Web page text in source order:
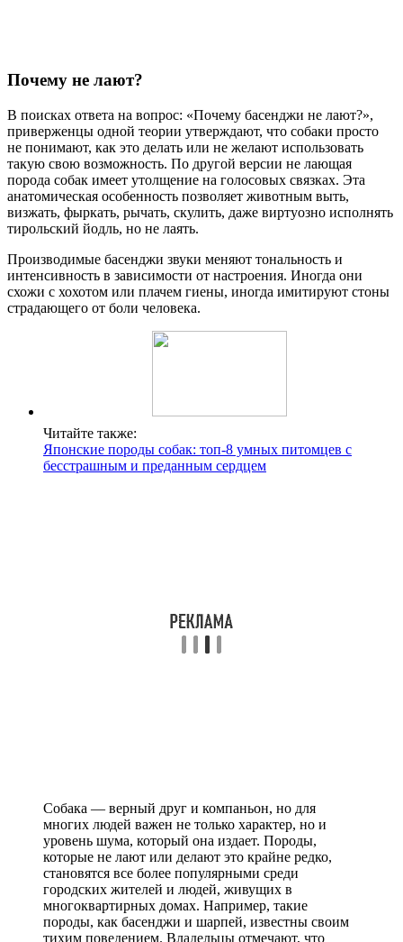
Почему не лают?
В поисках ответа на вопрос: «Почему басенджи не лают?»,
приверженцы одной теории утверждают, что собаки просто
не понимают, как это делать или не желают использовать
такую свою возможность. По другой версии не лающая
порода собак имеет утолщение на голосовых связках. Эта
анатомическая особенность позволяет животным выть,
визжать, фыркать, рычать, скулить, даже виртуозно исполнять
тирольский йодль, но не лаять.
Производимые басенджи звуки меняют тональность и
интенсивность в зависимости от настроения. Иногда они
схожи с хохотом или плачем гиены, иногда имитируют стоны
страдающего от боли человека.
Читайте также:
Японские породы собак: топ-8 умных питомцев с
бесстрашным и преданным сердцем
Собака — верный друг и компаньон, но для
многих людей важен не только характер, но и
уровень шума, который она издает. Породы,
которые не лают или делают это крайне редко,
становятся все более популярными среди
городских жителей и людей, живущих в
многоквартирных домах. Например, такие
породы, как басенджи и шарпей, известны своим
тихим поведением. Владельцы отмечают, что